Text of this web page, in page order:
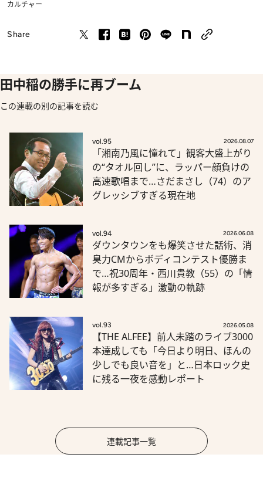
カルチャー
Share
田中稲の勝手に再ブーム
この連載の別の記事を読む
vol.95 2026.08.07
「湘南乃風に憧れて」観客大盛上がり
の“タオル回し”に、ラッパー顔負けの
高速歌唱まで…さだまさし（74）のア
グレッシブすぎる現在地
vol.94 2026.06.08
ダウンタウンをも爆笑させた話術、消
臭力CMからボディコンテスト優勝ま
で…祝30周年・西川貴教（55）の「情
報が多すぎる」激動の軌跡
vol.93 2026.05.08
【THE ALFEE】前人未踏のライブ3000
本達成しても「今日より明日、ほんの
少しでも良い音を」と…日本ロック史
に残る一夜を感動レポート
連載記事一覧